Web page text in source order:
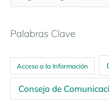
Palabras Clave
Acceso a la Información
Consejo de